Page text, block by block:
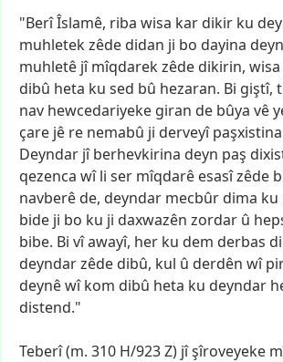
"BerîÎslamê, riba wisa kar dikir ku
muhletekzêde didan ji bo dayina deyn
muhletê jî mîqdarekzêde dikirin, wisa
dibû heta ku sed bû hezaran. Bi giştî,
nav hewcedariyeke giran de bûya vê
çare jê re nemabû ji derveyî paşxistina
Deyndar jî berhevkirina deyn paş
qezenca wî li ser mîqdarê esasîzêde
navberê de, deyndar mecbûr dima ku
bide ji bo ku ji daxwazên zordar û
bibe. Bi vîawayî, her ku dem derbas
deyndarzêde dibû, kul û derdên wî
deynêwî kom dibû heta ku deyndar
distend."
Teberî(m. 310 H/923Z) jîşîroveyeke